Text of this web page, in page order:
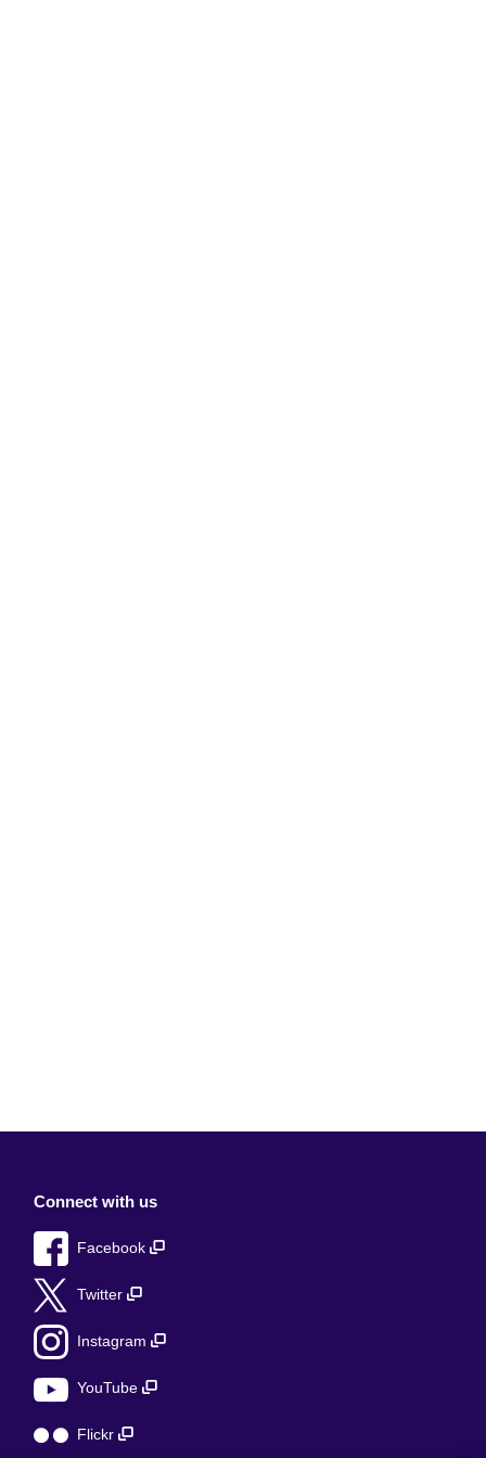
Connect with us
Facebook
Twitter
Instagram
YouTube
Flickr